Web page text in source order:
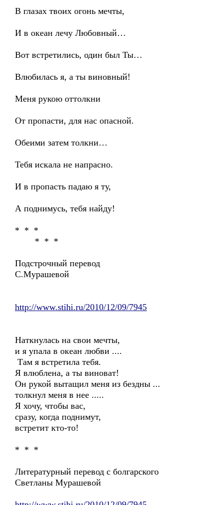
В глазах твоих огонь мечты,
И в океан лечу Любовный…
Вот встретились, один был Ты…
Влюбилась я, а ты виновный!
Меня рукою оттолкни
От пропасти, для нас опасной.
Обеими затем толкни…
Тебя искала не напрасно.
И в пропасть падаю я ту,
А поднимусь, тебя найду!
* * *
* * *
Подстрочный перевод
С.Мурашевой
http://www.stihi.ru/2010/12/09/7945
Наткнулась на свои мечты,
и я упала в океан любви ....
Там я встретила тебя.
Я влюблена, а ты виноват!
Он рукой вытащил меня из бездны ...
толкнул меня в нее .....
Я хочу, чтобы вас,
сразу, когда поднимут,
встретит кто-то!
* * *
Литературный перевод с болгарского
Светланы Мурашевой